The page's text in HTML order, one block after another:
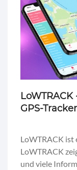
GPS-Tracker
LoWTRACK ist
LoWTRACK
und viele